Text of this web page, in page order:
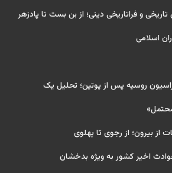
و فراتاریخی دینی؛ از بن بست تا پادزهر
اسلامی
روسیه پس از پوتین؛ تحلیل یک
از بیرون؛ از رجوی تا پهلوی
اخیر کشور به ویژه بدخشان